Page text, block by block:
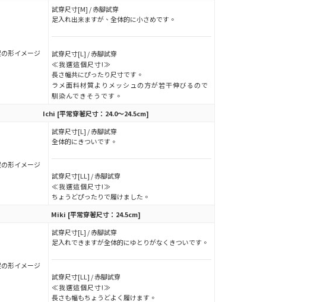
試穿尺寸[M] / 赤腳試穿
足入れ出来ますが、全体的に小さめです。
試穿尺寸[L] / 赤腳試穿
≪我選這個尺寸!≫
長さ幅共にぴったり尺寸です。
ラメ面料材質よりメッシュの方が若干伸びるので
馴染んできそうです。
Ichi [平常穿著尺寸：24.0～24.5cm]
試穿尺寸[L] / 赤腳試穿
全体的にきついです。
試穿尺寸[LL] / 赤腳試穿
≪我選這個尺寸!≫
ちょうどぴったりで履けました。
Miki [平常穿著尺寸：24.5cm]
試穿尺寸[L] / 赤腳試穿
足入れできますが全体的にゆとりがなくきついです。
試穿尺寸[LL] / 赤腳試穿
≪我選這個尺寸!≫
長さも幅もちょうどよく履けます。